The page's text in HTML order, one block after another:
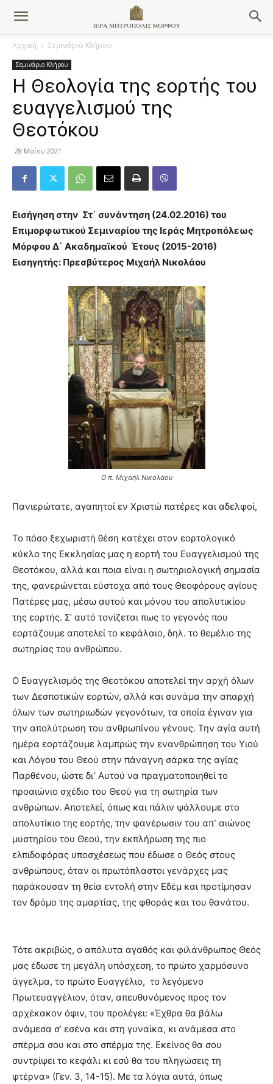
Αρχική Σεμινάριο Κλήρου
Σεμινάριο Κλήρου
Η Θεολογία της εορτής του
ευαγγελισμού της
Θεοτόκου
28 Μαΐου 2021
Εισήγηση στην Στ΄ συνάντηση (24.02.2016) του
Επιμορφωτικού Σεμιναρίου της Ιεράς Μητροπόλεως
Μόρφου Δ΄ Ακαδημαϊκού Έτους (2015-2016)
Εισηγητής: Πρεσβύτερος Μιχαήλ Νικολάου
Ο π. Μιχαήλ Νικολάου
Πανιερώτατε, αγαπητοί εν Χριστώ πατέρες και αδελφοί,
Το πόσο ξεχωριστή θέση κατέχει στον εορτολογικό
κύκλο της Εκκλησίας μας η εορτή του Ευαγγελισμού της
Θεοτόκου, αλλά και ποια είναι η σωτηριολογική σημασία
της, φανερώνεται εύστοχα από τους Θεοφόρους αγίους
Πατέρες μας, μέσω αυτού και μόνου του απολυτικίου
της εορτής. Σ’ αυτό τονίζεται πως το γεγονός που
εορτάζουμε αποτελεί το κεφάλαιο, δηλ. το θεμέλιο της
σωτηρίας του ανθρώπου.
Ο Ευαγγελισμός της Θεοτόκου αποτελεί την αρχή όλων
των Δεσποτικών εορτών, αλλά και συνάμα την απαρχή
όλων των σωτηριωδών γεγονότων, τα οποία έγιναν για
την απολύτρωση του ανθρωπίνου γένους. Την αγία αυτή
ημέρα εορτάζουμε λαμπρώς την ενανθρώπηση του Υιού
και Λόγου του Θεού στην πάναγνη σάρκα της αγίας
Παρθένου, ώστε δι’ Αυτού να πραγματοποιηθεί το
προαιώνιο σχέδιο του Θεού για τη σωτηρία των
ανθρώπων. Αποτελεί, όπως και πάλιν ψάλλουμε στο
απολυτίκιο της εορτής, την φανέρωσιν του απ᾽ αιώνος
μυστηρίου του Θεού, την εκπλήρωση της πιο
ελπιδοφόρας υποσχέσεως που έδωσε ο Θεός στους
ανθρώπους, όταν οι πρωτόπλαστοι γενάρχες μας
παράκουσαν τη θεία εντολή στην Εδέμ και προτίμησαν
τον δρόμο της αμαρτίας, της φθοράς και του θανάτου.
Τότε ακριβώς, ο απόλυτα αγαθός και φιλάνθρωπος Θεός
μας έδωσε τη μεγάλη υπόσχεση, το πρώτο χαρμόσυνο
άγγελμα, το πρώτο Ευαγγέλιο, το λεγόμενο
Πρωτευαγγέλιον, όταν, απευθυνόμενος προς τον
αρχέκακον όφιν, του προλέγει: «Έχθρα θα βάλω
ανάμεσα σ’ εσένα και στη γυναίκα, κι ανάμεσα στο
σπέρμα σου και στο σπέρμα της. Εκείνος θα σου
συντρίψει το κεφάλι κι εσύ θα του πληγώσεις τη
φτέρνα» (Γεν. 3, 14-15). Με τα λόγια αυτά, όπως